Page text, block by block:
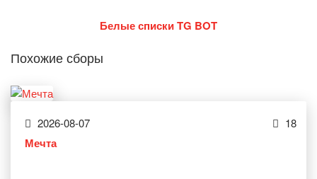
Белые списки TG BOT
Похожие сборы
2026-08-07 18
Мечта